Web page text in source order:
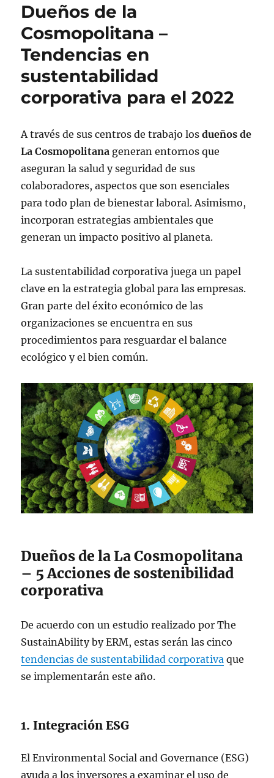
Dueños de la
Cosmopolitana –
Tendencias en
sustentabilidad
corporativa para el 2022
A través de sus centros de trabajo los dueños de
La Cosmopolitana generan entornos que
aseguran la salud y seguridad de sus
colaboradores, aspectos que son esenciales
para todo plan de bienestar laboral. Asimismo,
incorporan estrategias ambientales que
generan un impacto positivo al planeta.
La sustentabilidad corporativa juega un papel
clave en la estrategia global para las empresas.
Gran parte del éxito económico de las
organizaciones se encuentra en sus
procedimientos para resguardar el balance
ecológico y el bien común.
Dueños de la La Cosmopolitana
– 5 Acciones de sostenibilidad
corporativa
De acuerdo con un estudio realizado por The
SustainAbility by ERM, estas serán las cinco
tendencias de sustentabilidad corporativa que
se implementarán este año.
1. Integración ESG
El Environmental Social and Governance (ESG)
ayuda a los inversores a examinar el uso de